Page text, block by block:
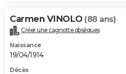
Carmen VINOLO (88 ans)
Créer une cagnotte obsèques
Naissance
19/04/1914
Décès